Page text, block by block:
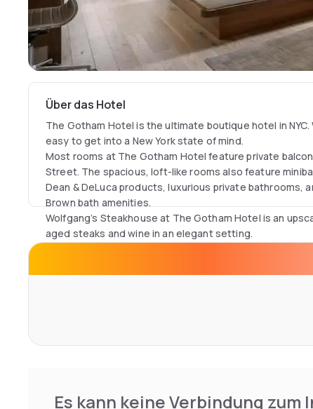
Über das Hotel
The Gotham Hotel is the ultimate boutique hotel in NYC.
easy to get into a New York state of mind.
Most rooms at The Gotham Hotel feature private
Street. The spacious, loft-like rooms also feature
Dean & DeLuca products, luxurious private bathrooms,
Brown bath amenities.
Wolfgang’s Steakhouse at The Gotham Hotel is an
aged steaks and wine in an elegant setting.
Es kann keine Verbindung